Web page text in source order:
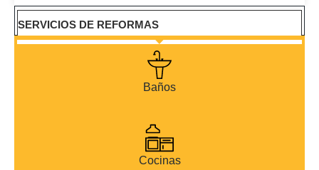
SERVICIOS DE REFORMAS
Baños
Cocinas